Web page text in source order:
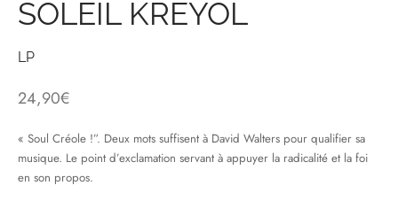
SOLEIL KREYOL
LP
24,90€
« Soul Créole !”. Deux mots suffisent à David Walters pour qualifier sa
musique. Le point d’exclamation servant à appuyer la radicalité et la foi
en son propos.
DU MONDE